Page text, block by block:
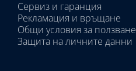
Сервиз и гаранция
Рекламация и връщане
Общи условия за ползване
Защита на личните данни